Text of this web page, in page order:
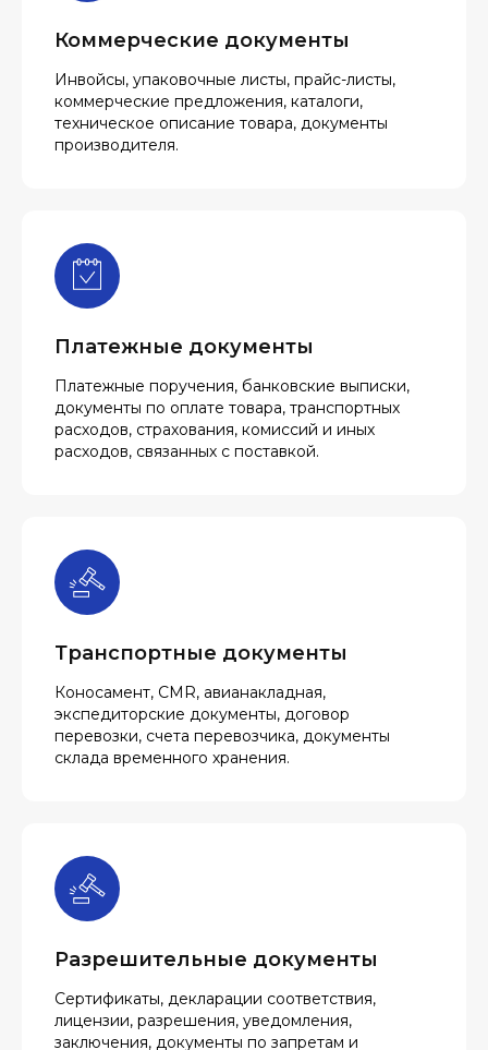
Коммерческие документы
Инвойсы, упаковочные листы, прайс-листы,
коммерческие предложения, каталоги,
техническое описание товара, документы
производителя.
Платежные документы
Платежные поручения, банковские выписки,
документы по оплате товара, транспортных
расходов, страхования, комиссий и иных
расходов, связанных с поставкой.
Транспортные документы
Коносамент, CMR, авианакладная,
экспедиторские документы, договор
перевозки, счета перевозчика, документы
склада временного хранения.
Разрешительные документы
Сертификаты, декларации соответствия,
лицензии, разрешения, уведомления,
заключения, документы по запретам и